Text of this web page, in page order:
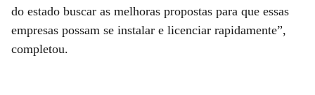
do estado buscar as melhoras propostas para que essas
empresas possam se instalar e licenciar rapidamente”,
completou.